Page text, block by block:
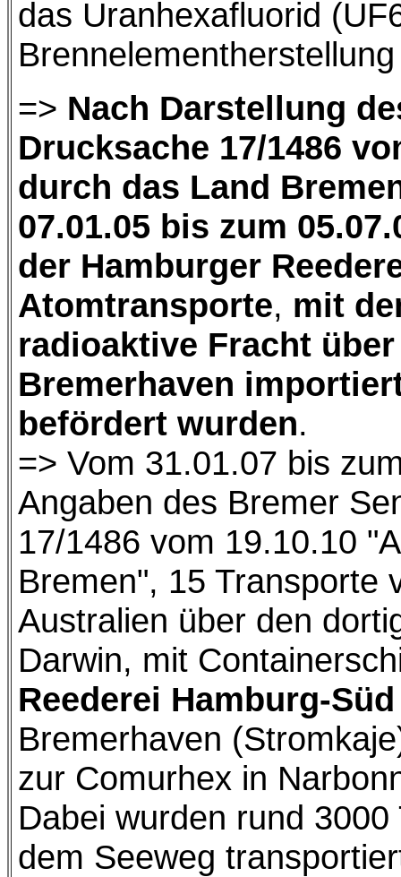
das Uranhexafluorid
=> Nach Darstellung
Drucksache 17/1486
durch das Land
07.01.05 bis zum
der Hamburger
Atomtransporte, mit
radioaktive Fracht
Bremerhaven
befördert wurden.
=> Vom 31.01.07 bis
Angaben des Bremer
17/1486 vom 19.10.10
Bremen", 15 Transporte
Australien über den
Darwin, mit
Reederei Hamburg-Süd
Bremerhaven
zur Comurhex in
Dabei wurden rund
dem Seeweg